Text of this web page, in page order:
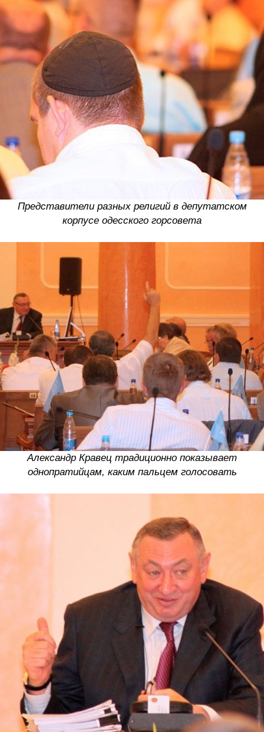
Представители разных религий в депутатском
корпусе одесского горсовета
Александр Кравец традиционно показывает
однопратийцам, каким пальцем голосовать